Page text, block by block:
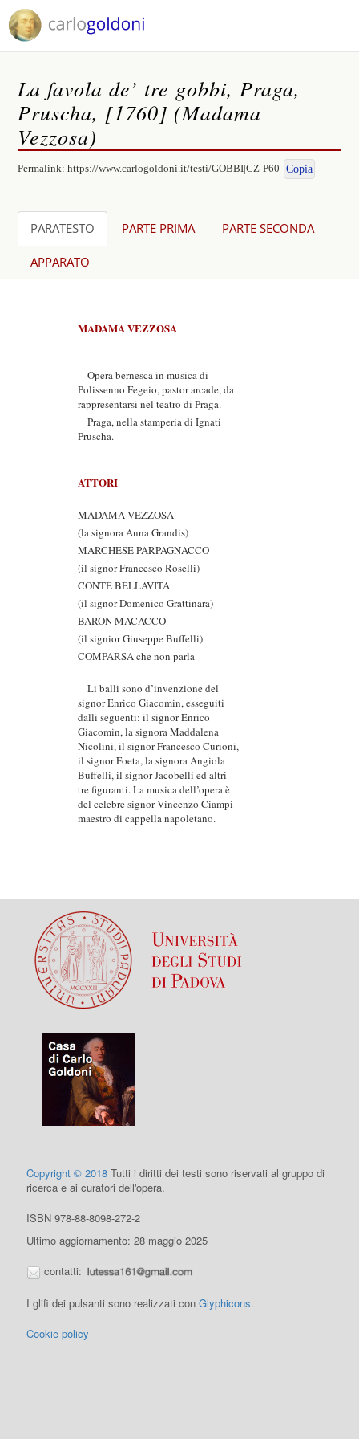
La favola de’ tre gobbi, Praga,
Pruscha, [1760] (Madama
Vezzosa)
Permalink:https://www.carlogoldoni.it/testi/GOBBI|CZ-P60 Copia
PARATESTO PARTE PRIMA PARTE SECONDA
APPARATO
MADAMA VEZZOSA
Opera bernesca in musica di
Polissenno Fegeio, pastor arcade, da
rappresentarsi nel teatro di Praga.
Praga, nella stamperia di Ignati
Pruscha.
ATTORI
MADAMA VEZZOSA
(la signora Anna Grandis)
MARCHESE PARPAGNACCO
(il signor Francesco Roselli)
CONTE BELLAVITA
(il signor Domenico Grattinara)
BARON MACACCO
(il signior Giuseppe Buffelli)
COMPARSA che non parla
Li balli sono d’invenzione del
signor Enrico Giacomin, esseguiti
dalli seguenti: il signor Enrico
Giacomin, la signora Maddalena
Nicolini, il signor Francesco Curioni,
il signor Foeta, la signora Angiola
Buffelli, il signor Jacobelli ed altri
tre figuranti. La musica dell’opera è
del celebre signor Vincenzo Ciampi
maestro di cappella napoletano.
Copyright © 2018 Tutti i diritti dei testi sono riservati al gruppo di
ricerca e ai curatori dell'opera.
ISBN 978-88-8098-272-2
Ultimo aggiornamento: 28 maggio 2025
contatti:
I glifi dei pulsanti sono realizzati conGlyphicons.
Cookie policy